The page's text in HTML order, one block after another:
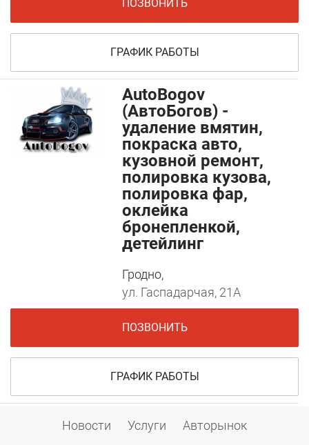
ПОЗВОНИТЬ
ГРАФИК РАБОТЫ
AutoBogov
(АвтоБогов) -
удаление вмятин,
покраска авто,
кузовной ремонт,
полировка кузова,
полировка фар,
оклейка
бронепленкой,
детейлинг
Гродно,
ул. Гаспадарчая, 21А
ПОЗВОНИТЬ
ГРАФИК РАБОТЫ
Мастерская "Без
вмятин" - удаление
Новости Услуги Авторынок